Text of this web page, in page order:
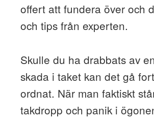
offert att fundera över och
och tips från experten.
Skulle du ha drabbats av
skada i taket kan det gå
ordnat. När man faktiskt
takdropp och panik i